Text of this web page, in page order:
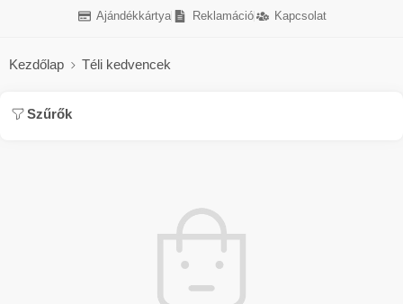
Ajándékkártya Reklamáció Kapcsolat
Kezdőlap Téli kedvencek
Szűrők